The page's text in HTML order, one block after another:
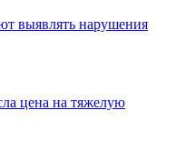
выявлять нарушения
цена на тяжелую